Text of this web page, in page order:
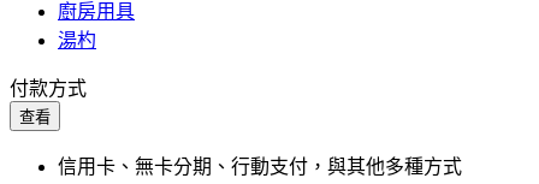
廚房用具
湯杓
付款方式
查看
信用卡、無卡分期、行動支付，與其他多種方式